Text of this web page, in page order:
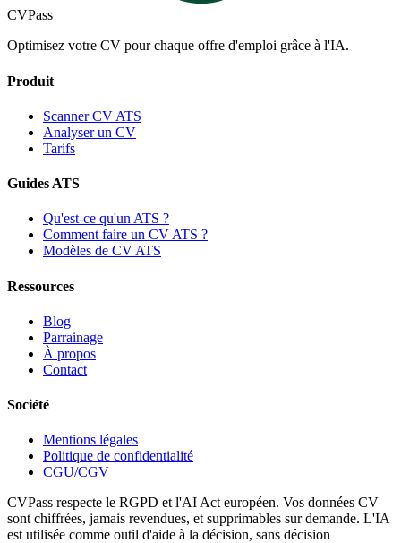
CVPass
Optimisez votre CV pour chaque offre d'emploi grâce à l'IA.
Produit
Scanner CV ATS
Analyser un CV
Tarifs
Guides ATS
Qu'est-ce qu'un ATS ?
Comment faire un CV ATS ?
Modèles de CV ATS
Ressources
Blog
Parrainage
À propos
Contact
Société
Mentions légales
Politique de confidentialité
CGU/CGV
CVPass respecte le RGPD et l'AI Act européen. Vos données CV
sont chiffrées, jamais revendues, et supprimables sur demande. L'IA
est utilisée comme outil d'aide à la décision, sans décision